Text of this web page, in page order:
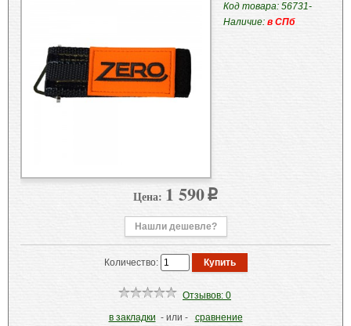
Код товара: 56731-
Наличие: в СПб
Цена: 1 590 p
Нашли дешевле?
Количество:
Отзывов: 0
в закладки - или - сравнение